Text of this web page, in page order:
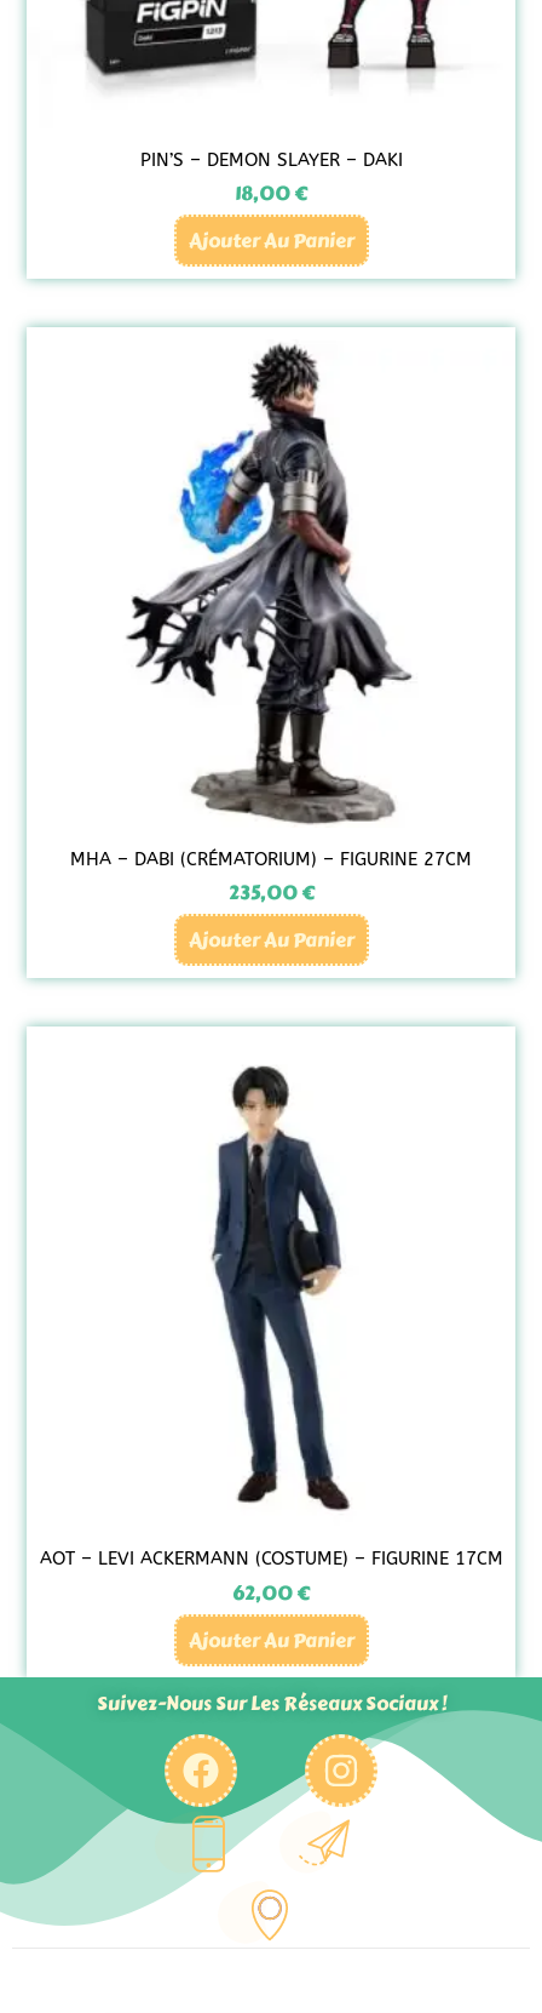
PIN’S – DEMON SLAYER – DAKI
18,00€
Ajouter Au Panier
MHA – DABI (CRÉMATORIUM) – FIGURINE 27CM
235,00€
Ajouter Au Panier
AOT – LEVI ACKERMANN (COSTUME) – FIGURINE 17CM
62,00€
Ajouter Au Panier
Suivez-Nous Sur Les Réseaux Sociaux !